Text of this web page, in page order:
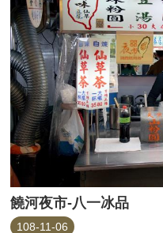
饒河夜市-八一冰品
108-11-06